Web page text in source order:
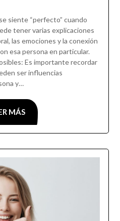
siente “perfecto” cuando
tener varias explicaciones
las emociones y la conexión
esa persona en particular.
Es importante recordar
ser influencias
y…
MÁS